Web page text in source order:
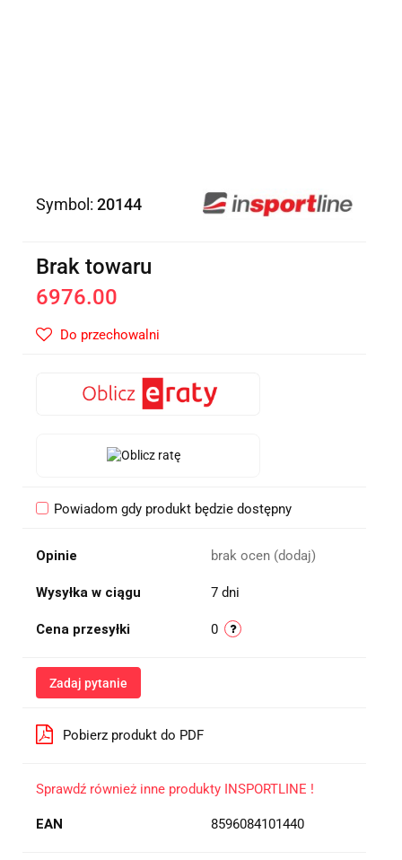
Symbol: 20144
Brak towaru
6976.00
Do przechowalni
Powiadom gdy produkt będzie dostępny
Opinie brak ocen (dodaj)
Wysyłka w ciągu 7 dni
Cena przesyłki 0
Zadaj pytanie
Pobierz produkt do PDF
Sprawdź również inne produkty INSPORTLINE !
EAN 8596084101440